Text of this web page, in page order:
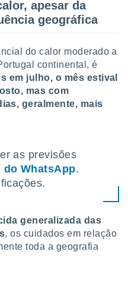
apesar da
geográfica
do calor moderado a
continental, é
em julho, o mês estival
mas com
geralmente, mais
as previsões
do WhatsApp.
generalizada das
, os cuidados em relação
toda a geografia